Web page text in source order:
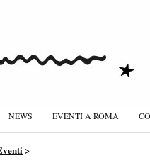
NEWS EVENTI A ROMA
>